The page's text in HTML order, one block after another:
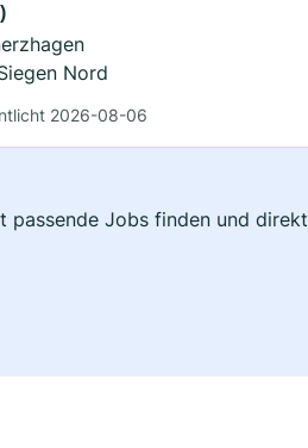
Nord
2026-08-06
passende Jobs finden und direkt